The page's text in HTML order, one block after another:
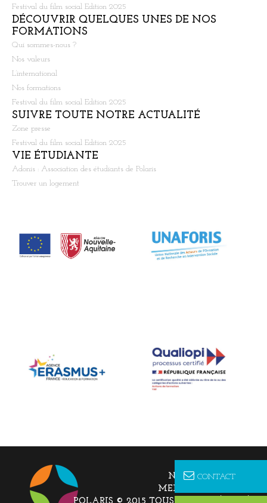
CONTACT
Festival du film social Edition 2025
DÉCOUVRIR QUELQUES UNES DE NOS
FORMATIONS
Qui sommes-nous ?
Nos valeurs
L’international
Nos formations
Festival du film social Edition 2025
SUIVRE TOUTE NOTRE ACTUALITÉ
Zone presse
Festival du film social Edition 2025
VIE ÉTUDIANTE
Adonis : Association des étudiants de Polaris
Trouver un logement
NOUS CONTACTER
MENTIONS LÉGALES